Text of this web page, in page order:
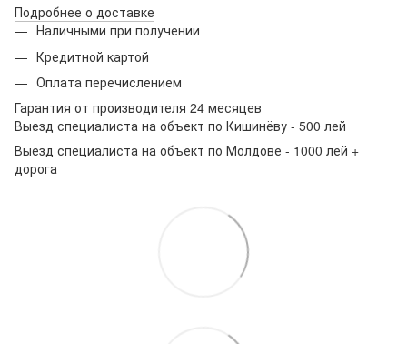
Подробнее о доставке
Наличными при получении
Кредитной картой
Оплата перечислением
Гарантия от производителя 24 месяцев
Выезд специалиста на объект по Кишинёву - 500 лей
Выезд специалиста на объект по Молдове - 1000 лей +
дорога